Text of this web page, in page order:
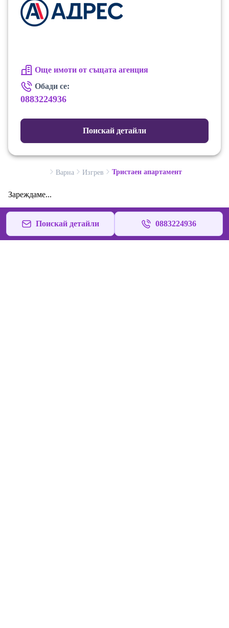
Още имоти от същата агенция
Обади се:
0883224936
Поискай детайли
Варна Изгрев Тристаен апартамент
Зареждаме...
Поискай детайли 0883224936